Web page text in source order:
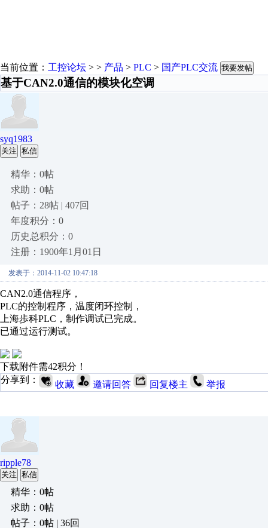
当前位置： 工控论坛 > > 产品 > PLC > 国产PLC交流 我要发帖
基于CAN2.0通信的模块化空调
syq1983
关注 私信
精华：0帖
求助：0帖
帖子：28帖 | 407回
年度积分：0
历史总积分：0
注册：1900年1月01日
发表于：2014-11-02 10:47:18
CAN2.0通信程序，
PLC的控制程序，温度闭环控制，
上海歩科PLC，制作调试已完成。
已通过运行测试。
下载附件需42积分！
分享到：
收藏 邀请回答 回复楼主 举报
ripple78
关注 私信
精华：0帖
求助：0帖
帖子：0帖 | 36回